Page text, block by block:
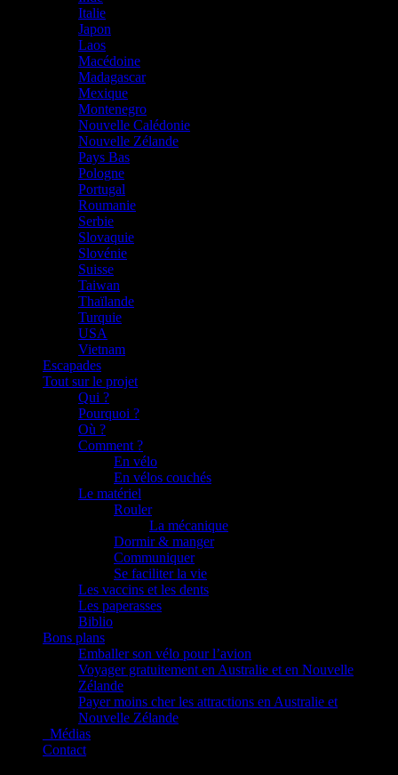
Italie
Japon
Laos
Macédoine
Madagascar
Mexique
Montenegro
Nouvelle Calédonie
Nouvelle Zélande
Pays Bas
Pologne
Portugal
Roumanie
Serbie
Slovaquie
Slovénie
Suisse
Taiwan
Thaïlande
Turquie
USA
Vietnam
Escapades
Tout sur le projet
Qui ?
Pourquoi ?
Où ?
Comment ?
En vélo
En vélos couchés
Le matériel
Rouler
La mécanique
Dormir & manger
Communiquer
Se faciliter la vie
Les vaccins et les dents
Les paperasses
Biblio
Bons plans
Emballer son vélo pour l’avion
Voyager gratuitement en Australie et en Nouvelle
Zélande
Payer moins cher les attractions en Australie et
Nouvelle Zélande
_Médias
Contact